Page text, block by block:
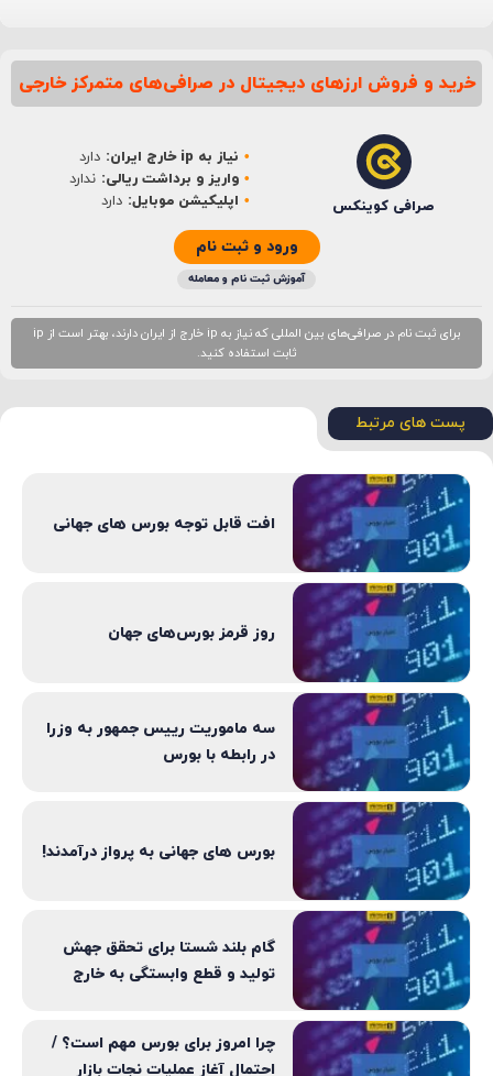
نام*
خرید و فروش ارزهای دیجیتال در صرافی‌های متمرکز خارجی
صرافی کوینکس
نیاز به ip خارج ایران:
دارد
واریز و برداشت ریالی: ندارد
اپلیکیشن موبایل: دارد
ورود و ثبت نام
آموزش ثبت نام و معامله
برای ثبت نام در صرافی‌های بین المللی که نیاز به ip خارج از ایران دارند، بهتر است از ip
ثابت استفاده کنید.
پست های مرتبط
افت قابل توجه بورس های جهانی
روز قرمز بورس‌های جهان
سه ماموریت رییس جمهور به وزرا
در رابطه با بورس
بورس‌ های جهانی به پرواز درآمدند!
گام بلند شستا برای تحقق جهش
تولید و قطع وابستگی به خارج
چرا امروز برای بورس مهم است؟ /
احتمال آغاز عملیات نجات بازار